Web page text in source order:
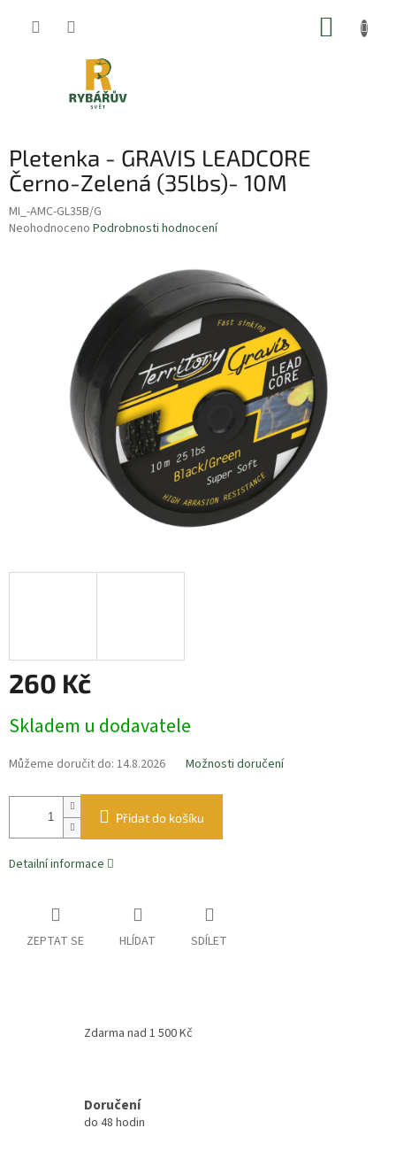
Pletenka - GRAVIS LEADCORE
Černo-Zelená (35lbs)- 10M
MI_-AMC-GL35B/G
Průměrné
Neohodnoceno Podrobnosti hodnocení
260 Kč
cena:
Skladem u dodavatele
Můžeme doručit do: 14.8.2026 Možnosti doručení
Přidat do košíku
Detailní informace
ZEPTAT SE HLÍDAT SDÍLET
Zdarma nad 1 500 Kč
Doručení
do 48 hodin